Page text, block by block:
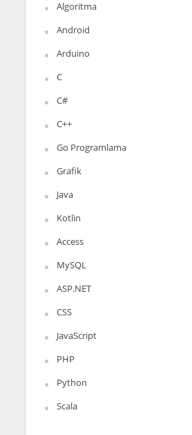
Algoritma
Android
Arduino
C
C#
C++
Go Programlama
Grafik
Java
Kotlin
Access
MySQL
ASP.NET
CSS
JavaScript
PHP
Python
Scala